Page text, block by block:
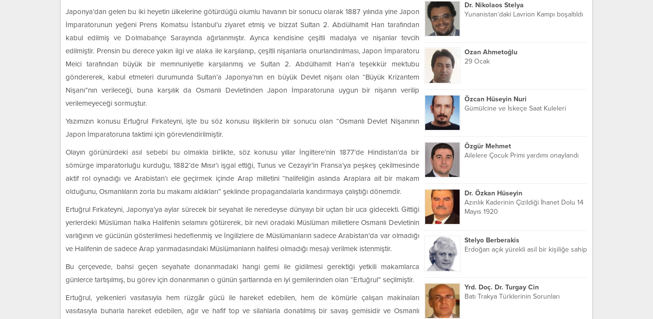
Japonya’dan gelen bu iki heyetin ülkelerine götürdüğü olumlu havanın bir sonucu olarak 1887 yılında yine Japon
İmparatorunun yeğeni Prens Komatsu İstanbul’u ziyaret etmiş ve bizzat Sultan 2. Abdülhamit Han tarafından
kabul edilmiş ve Dolmabahçe Sarayında ağırlanmıştır. Ayrıca kendisine çeşitli madalya ve nişanlar tevcih
edilmiştir. Prensin bu derece yakın ilgi ve alaka ile karşılanıp, çeşitli nişanlarla onurlandırılması, Japon İmparatoru
Meici tarafından büyük bir memnuniyetle karşılanmış ve Sultan 2. Abdülhamit Han’a teşekkür mektubu
göndererek, kabul etmeleri durumunda Sultan’a Japonya’nın en büyük Devlet nişanı olan “Büyük Krizantem
Nişanı”nın verileceği, buna karşılık da Osmanlı Devletinden Japon İmparatoruna uygun bir nişanın verilip
verilemeyeceği sormuştur.
Yazımızın konusu Ertuğrul Fırkateyni, işte bu söz konusu ilişkilerin bir sonucu olan “Osmanlı Devlet Nişanının
Japon İmparatoruna taktimi için görevlendirilmiştir.
Olayın görünürdeki asıl sebebi bu olmakla birlikte, söz konusu yıllar İngiltere’nin 1877’de Hindistan’da bir
sömürge imparatorluğu kurduğu, 1882’de Mısır’ı işgal ettiği, Tunus ve Cezayir’in Fransa’ya peşkeş çekilmesinde
aktif rol oynadığı ve Arabistan’ı ele geçirmek içinde Arap milletini “halifeliğin aslında Araplara ait bir makam
olduğunu, Osmanlıların zorla bu makamı aldıkları” şeklinde propagandalarla kandırmaya çalıştığı dönemdir.
Ertuğrul Fırkateyni, Japonya’ya aylar sürecek bir seyahat ile neredeyse dünyayı bir uçtan bir uca gidecekti. Gittiği
yerlerdeki Müslüman halka Halifenin selamını götürerek, bir nevi oradaki Müslüman milletlere Osmanlı Devletinin
varlığının ve gücünün gösterilmesi hedeflenmiş ve İngilizlere de Müslümanların sadece Arabistan’da var olmadığı
ve Halifenin de sadece Arap yarımadasındaki Müslümanların halifesi olmadığı mesajı verilmek istenmiştir.
Bu çerçevede, bahsi geçen seyahate donanmadaki hangi gemi ile gidilmesi gerektiği yetkili makamlarca
günlerce tartışılmış, bu görev için donanmanın o günün şartlarında en iyi gemilerinden olan “Ertuğrul” seçilmiştir.
Ertuğrul, yelkenleri vasıtasıyla hem rüzgâr gücü ile hareket edebilen, hem de kömürle çalışan makinaları
vasıtasıyla buharla hareket edebilen, ağır ve hafif top ve silahlarla donatılmış bir savaş gemisidir ve Osmanlı
Dr. Nikolaos Stelya
Yunanistan’daki Lavrion Kampı boşaltıldı
Ozan Ahmetoğlu
29 Ocak
Özcan Hüseyin Nuri
Gümülcine ve İskeçe Saat Kuleleri
Özgür Mehmet
Ailelere Çocuk Primi yardımı onaylandı
Dr. Özkan Hüseyin
Azınlık Kaderinin Çizildiği İhanet Dolu 14
Mayıs 1920
Stelyo Berberakis
Erdoğan açık yürekli asil bir kişiliğe sahip
Yrd. Doç. Dr. Turgay Cin
Batı Trakya Türklerinin Sorunları